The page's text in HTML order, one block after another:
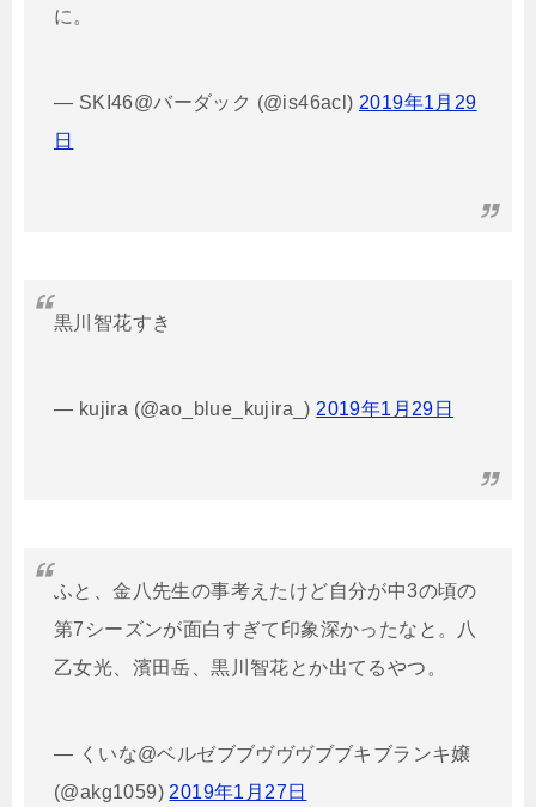
に。
— SKI46@バーダック (@is46acl) 2019年1月29
日
黒川智花すき
— kujira (@ao_blue_kujira_) 2019年1月29日
ふと、金八先生の事考えたけど自分が中3の頃の
第7シーズンが面白すぎて印象深かったなと。八
乙女光、濱田岳、黒川智花とか出てるやつ。
— くいな@ベルゼブブヴヴヴブブキブランキ嬢
(@akg1059) 2019年1月27日